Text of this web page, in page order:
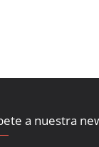
a nuestra